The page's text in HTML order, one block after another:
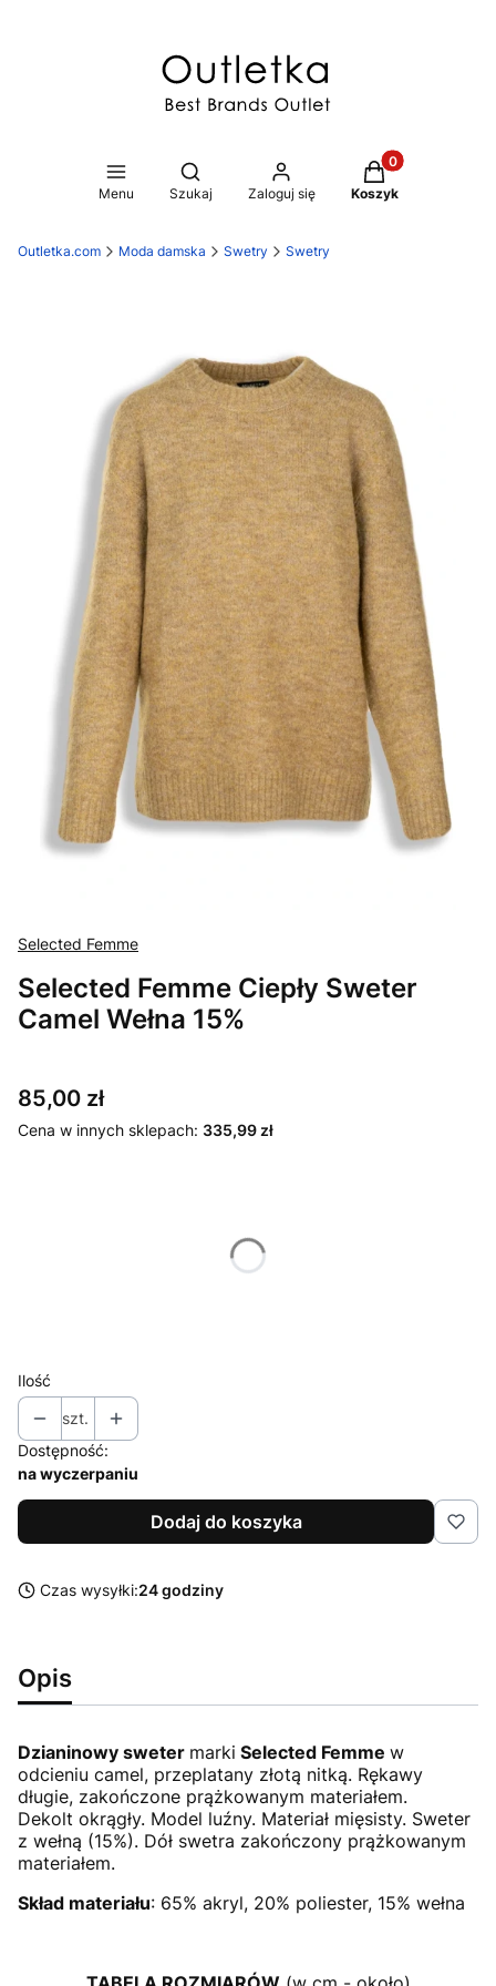
Menu
Otwórz wyszukiwarkę
Szukaj Zaloguj się
Produkty w
Koszyk
Outletka.com Moda damska Swetry Swetry
Selected Femme
Selected Femme Ciepły Sweter
Camel Wełna 15%
Cena
85,00 zł
Cena w innych sklepach: 335,99 zł
Ilość
szt.
Dostępność:
na wyczerpaniu
Dodaj do koszyka
Czas wysyłki:24 godziny
Opis
Dzianinowy sweter marki Selected Femme w
odcieniu camel, przeplatany złotą nitką. Rękawy
długie, zakończone prążkowanym materiałem.
Dekolt okrągły. Model luźny. Materiał mięsisty. Sweter
z wełną (15%). Dół swetra zakończony prążkowanym
materiałem.
Skład materiału: 65% akryl, 20% poliester, 15% wełna